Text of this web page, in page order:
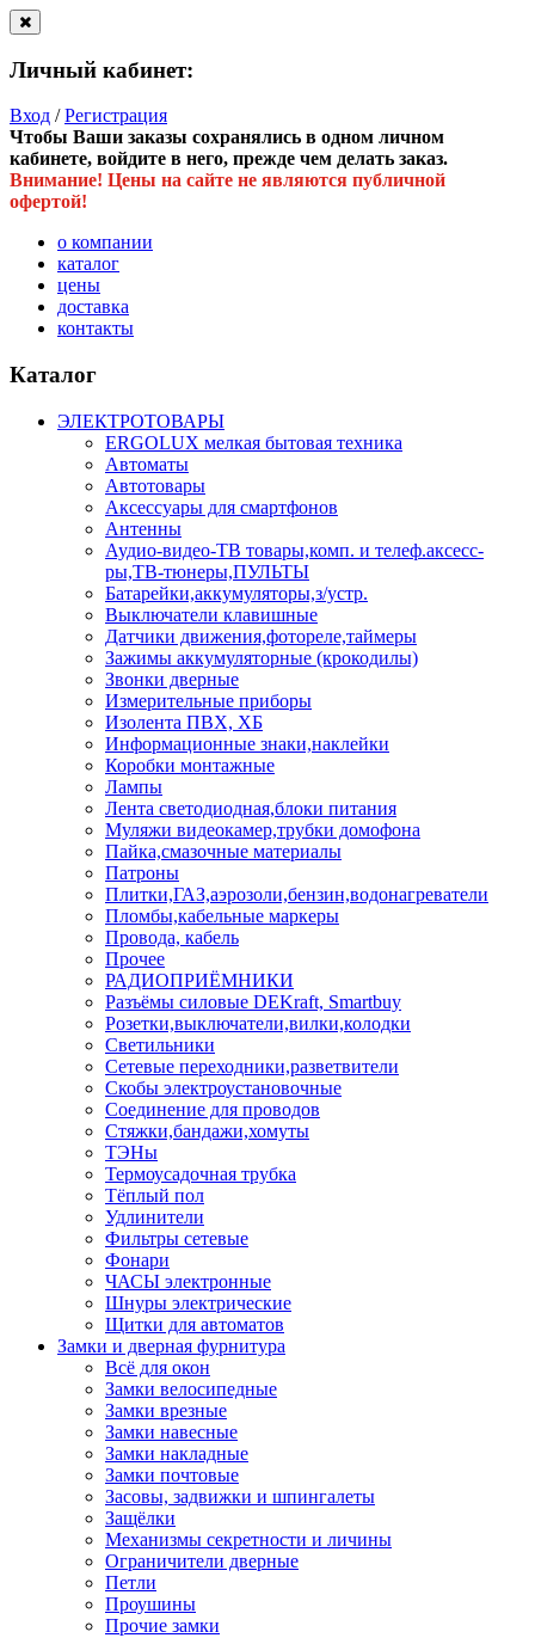
Личный кабинет:
Вход /Регистрация
Чтобы Ваши заказы сохранялись в одном личном
кабинете, войдите в него, прежде чем делать заказ.
Внимание! Цены на сайте не являются публичной
офертой!
о компании
каталог
цены
доставка
контакты
Каталог
ЭЛЕКТРОТОВАРЫ
ERGOLUX мелкая бытовая техника
Автоматы
Автотовары
Аксессуары для смартфонов
Антенны
Аудио-видео-ТВ товары,комп. и телеф.аксесс-
ры,ТВ-тюнеры,ПУЛЬТЫ
Батарейки,аккумуляторы,з/устр.
Выключатели клавишные
Датчики движения,фотореле,таймеры
Зажимы аккумуляторные (крокодилы)
Звонки дверные
Измерительные приборы
Изолента ПВХ, ХБ
Информационные знаки,наклейки
Коробки монтажные
Лампы
Лента светодиодная,блоки питания
Муляжи видеокамер,трубки домофона
Пайка,смазочные материалы
Патроны
Плитки,ГАЗ,аэрозоли,бензин,водонагреватели
Пломбы,кабельные маркеры
Провода, кабель
Прочее
РАДИОПРИЁМНИКИ
Разъёмы силовые DEKraft, Smartbuy
Розетки,выключатели,вилки,колодки
Светильники
Сетевые переходники,разветвители
Скобы электроустановочные
Соединение для проводов
Стяжки,бандажи,хомуты
ТЭНы
Термоусадочная трубка
Тёплый пол
Удлинители
Фильтры сетевые
Фонари
ЧАСЫ электронные
Шнуры электрические
Щитки для автоматов
Замки и дверная фурнитура
Всё для окон
Замки велосипедные
Замки врезные
Замки навесные
Замки накладные
Замки почтовые
Засовы, задвижки и шпингалеты
Защёлки
Механизмы секретности и личины
Ограничители дверные
Петли
Проушины
Прочие замки